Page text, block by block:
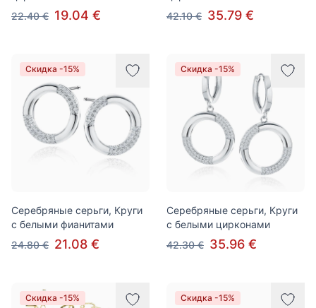
22.40 € 19.04 €
42.10 € 35.79 €
Скидка -15%
Серебряные серьги, Круги
с белыми фианитами
24.80 € 21.08 €
Скидка -15%
Серебряные серьги, Круги
с белыми цирконами
42.30 € 35.96 €
Скидка -15% Скидка -15%